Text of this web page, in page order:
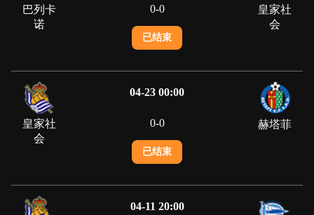
巴列卡
诺
0-0
皇家社
会
已结束
04-23 00:00
皇家社
会
0-0 赫塔菲
已结束
04-11 20:00